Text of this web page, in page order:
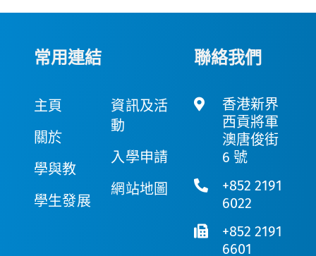
常用連結
主頁
關於
學與教
學生發展
資訊及活
動
入學申請
網站地圖
聯絡我們
香港新界
西貢將軍
澳唐俊街
6 號
+852 2191
6022
+852 2191
6601